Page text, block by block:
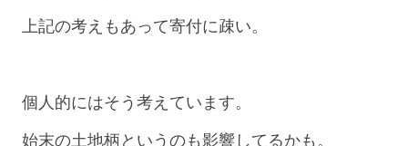
上記の考えもあって寄付に疎い。
個人的にはそう考えています。
始末の土地柄というのも影響してるかも。